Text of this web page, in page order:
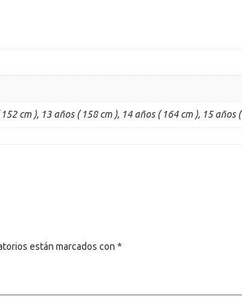
cm ), 13 años ( 158 cm ), 14 años ( 164 cm ), 15 años
están marcados con *